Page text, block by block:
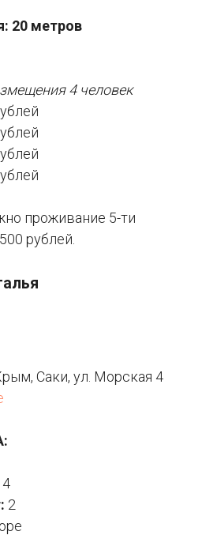
20 метров
4 человек
проживание 5-ти
рублей.
Саки, ул. Морская 4
4
2